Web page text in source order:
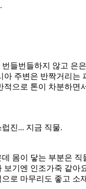
들번들하지 않고 은
아 주변은 반짝거리는
적으로 톤이 차분하면
진... 지금 직물.
몸이 닿는 부분은 직
보기엔 인조가죽 같아
로 마무리도 좋고 소